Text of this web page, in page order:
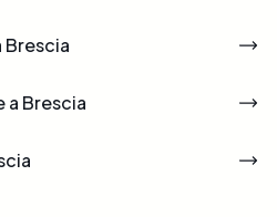
Brescia
a Brescia